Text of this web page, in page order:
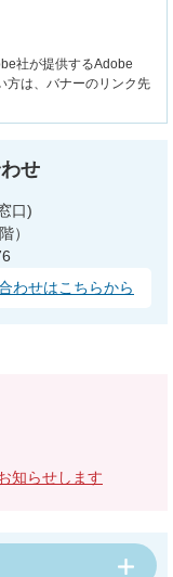
社が提供するAdobe
方は、バナーのリンク先
せ
口)
）
わせはこちらから
知らせします